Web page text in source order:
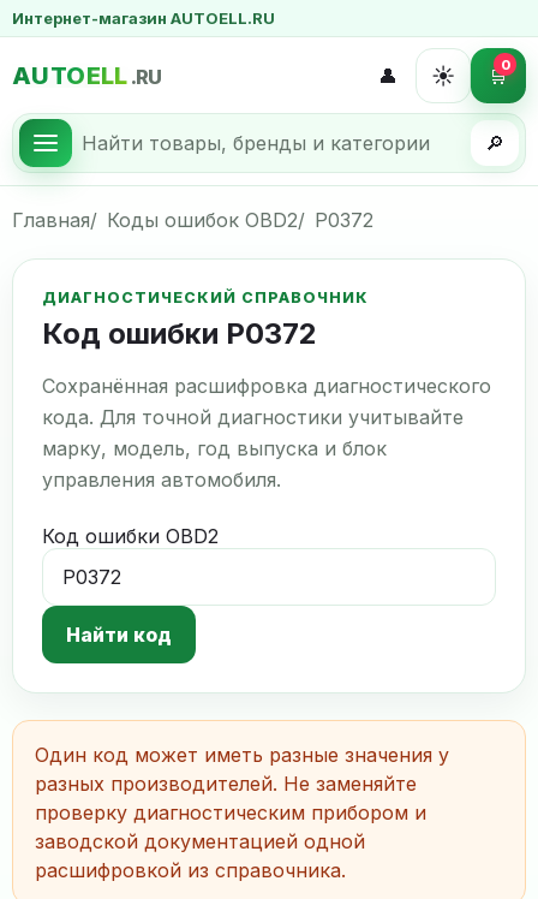
Интернет-магазин AUTOELL.RU
AUTOELL .RU
🔎
👤 ☀️ 🛒0
Главная Коды ошибок OBD2 P0372
ДИАГНОСТИЧЕСКИЙ СПРАВОЧНИК
Код ошибки P0372
Сохранённая расшифровка диагностического
кода. Для точной диагностики учитывайте
марку, модель, год выпуска и блок
управления автомобиля.
Код ошибки OBD2
Найти код
Один код может иметь разные значения у
разных производителей. Не заменяйте
проверку диагностическим прибором и
заводской документацией одной
расшифровкой из справочника.